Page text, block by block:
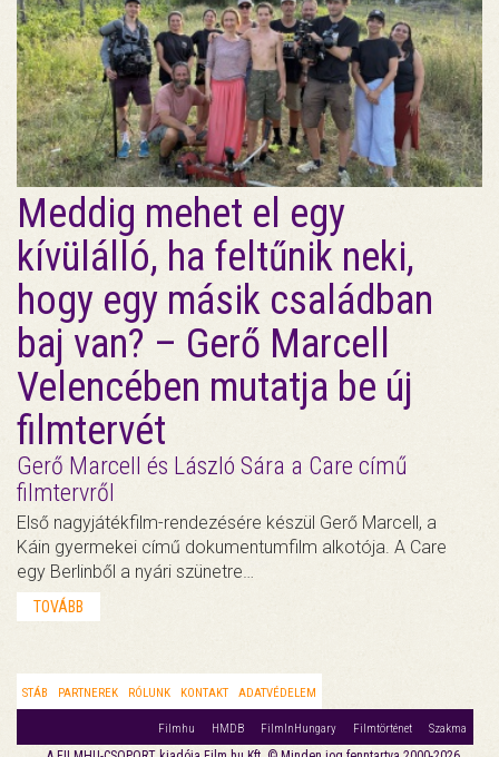
Meddig mehet el egy
kívülálló, ha feltűnik neki,
hogy egy másik családban
baj van? – Gerő Marcell
Velencében mutatja be új
filmtervét
Gerő Marcell és László Sára a Care című
filmtervről
Első nagyjátékfilm-rendezésére készül Gerő Marcell, a
Káin gyermekei című dokumentumfilm alkotója. A Care
egy Berlinből a nyári szünetre…
TOVÁBB
STÁB PARTNEREK RÓLUNK KONTAKT ADATVÉDELEM
Filmhu HMDB FilmInHungary Filmtörténet Szakma